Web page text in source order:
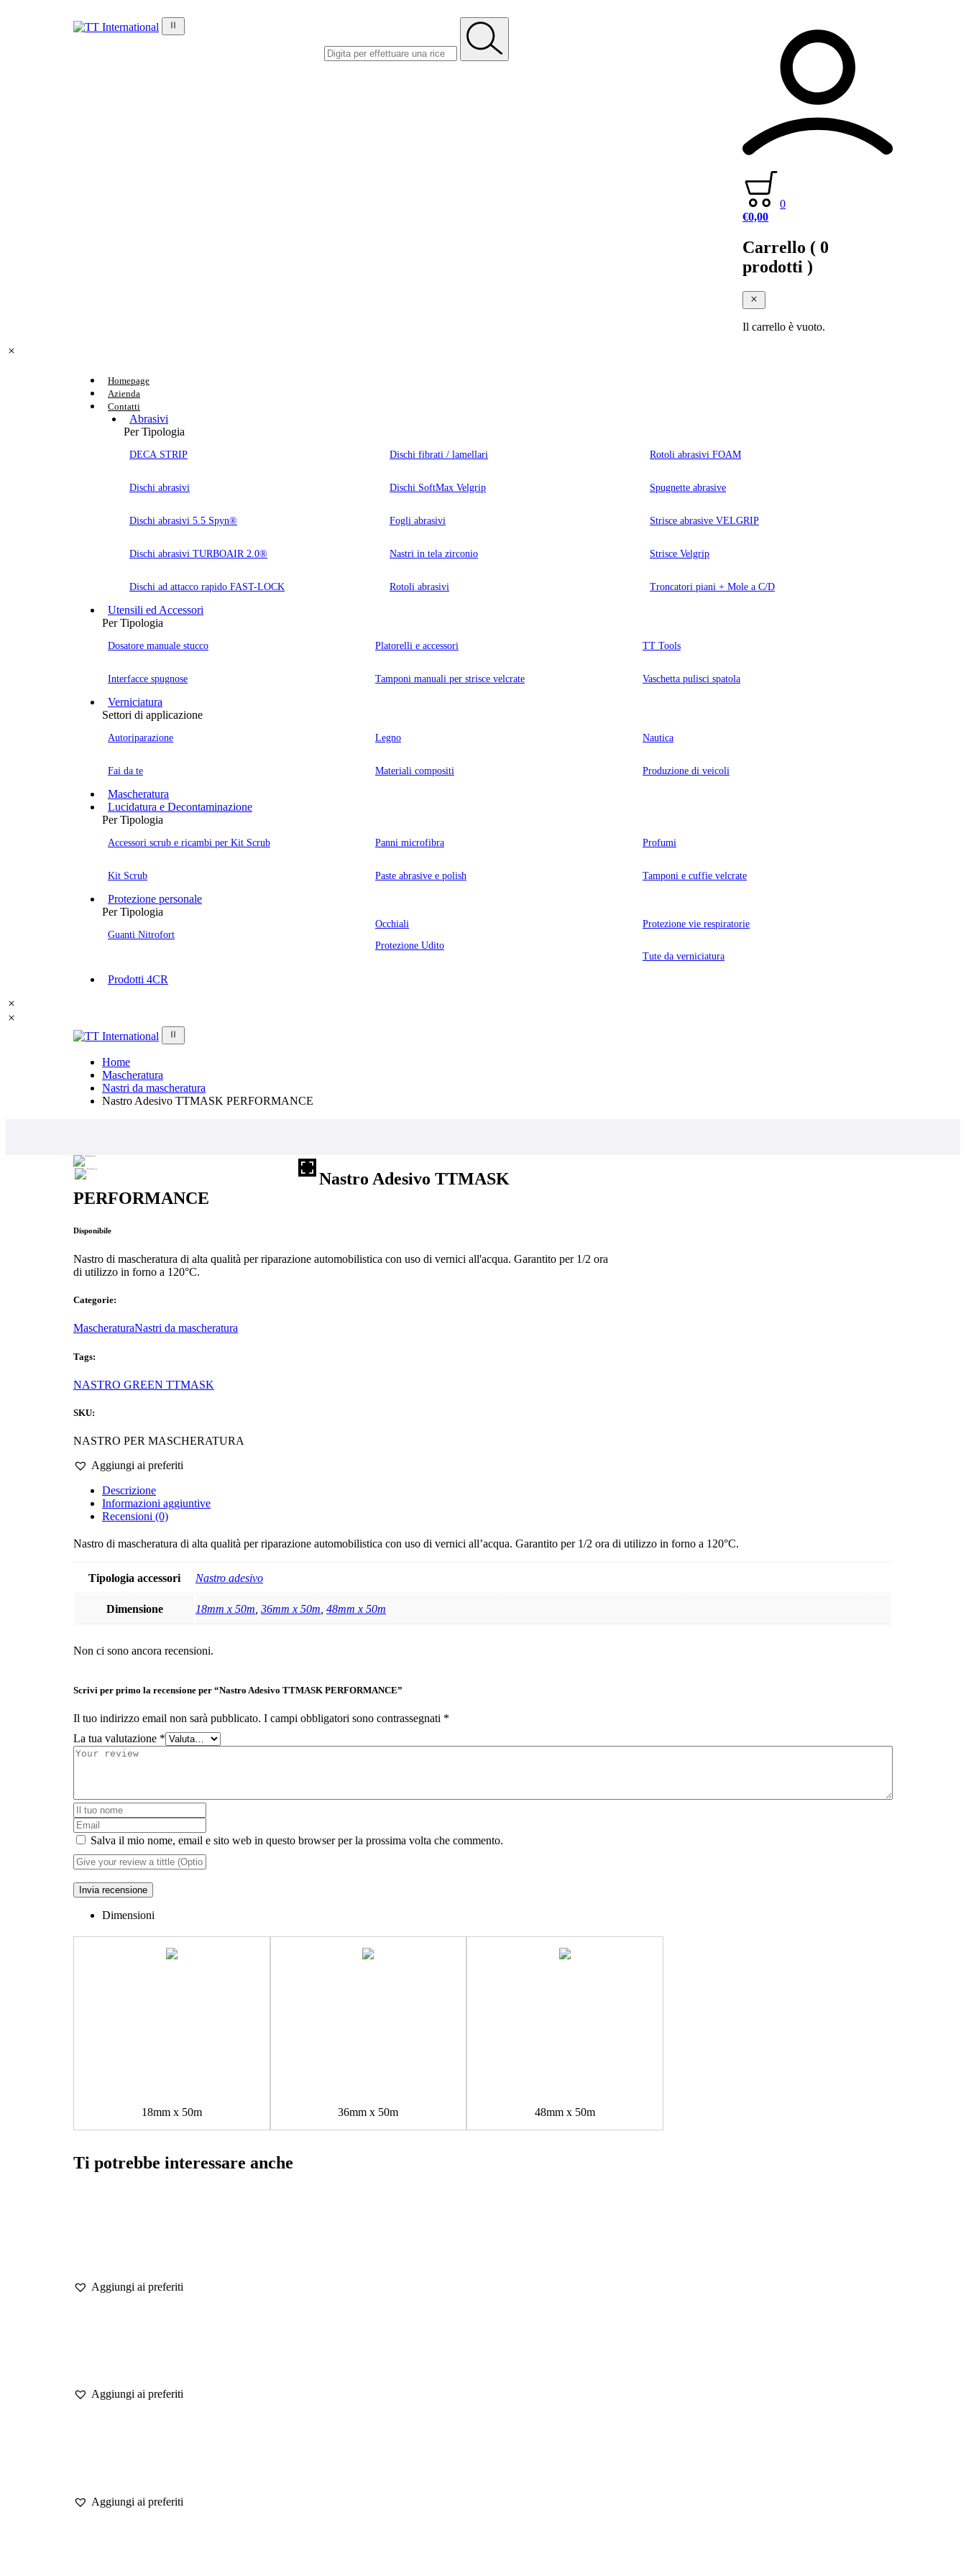
0
€0,00
Carrello ( 0
prodotti )
Il carrello è vuoto.
Homepage
Azienda
Contatti
Abrasivi
Per Tipologia
DECA STRIP
Dischi abrasivi
Dischi abrasivi 5.5 Spyn®
Dischi abrasivi TURBOAIR 2.0®
Dischi ad attacco rapido FAST-LOCK
Dischi fibrati / lamellari
Dischi SoftMax Velgrip
Fogli abrasivi
Nastri in tela zirconio
Rotoli abrasivi
Rotoli abrasivi FOAM
Spugnette abrasive
Strisce abrasive VELGRIP
Strisce Velgrip
Troncatori piani + Mole a C/D
Utensili ed Accessori
Per Tipologia
Dosatore manuale stucco
Interfacce spugnose
Platorelli e accessori
Tamponi manuali per strisce velcrate
TT Tools
Vaschetta pulisci spatola
Verniciatura
Settori di applicazione
Autoriparazione
Fai da te
Legno
Materiali compositi
Nautica
Produzione di veicoli
Mascheratura
Lucidatura e Decontaminazione
Per Tipologia
Accessori scrub e ricambi per Kit Scrub
Kit Scrub
Panni microfibra
Paste abrasive e polish
Profumi
Tamponi e cuffie velcrate
Protezione personale
Per Tipologia
Guanti Nitrofort
Occhiali
Protezione Udito
Protezione vie respiratorie
Tute da verniciatura
Prodotti 4CR
Home
Mascheratura
Nastri da mascheratura
Nastro Adesivo TTMASK PERFORMANCE
Nastro Adesivo TTMASK
PERFORMANCE
Disponibile
Nastro di mascheratura di alta qualità per riparazione automobilistica con uso di vernici all'acqua. Garantito per 1/2 ora
di utilizzo in forno a 120°C.
Categorie:
MascheraturaNastri da mascheratura
Tags:
NASTRO GREEN TTMASK
SKU:
NASTRO PER MASCHERATURA
Aggiungi ai preferiti
Descrizione
Informazioni aggiuntive
Recensioni (0)
Nastro di mascheratura di alta qualità per riparazione automobilistica con uso di vernici all’acqua. Garantito per 1/2 ora di utilizzo in forno a 120°C.
Tipologia accessori Nastro adesivo
Dimensione 18mm x 50m 36mm x 50m 48mm x 50m
Non ci sono ancora recensioni.
Scrivi per primo la recensione per “Nastro Adesivo TTMASK PERFORMANCE”
Il tuo indirizzo email non sarà pubblicato. I campi obbligatori sono contrassegnati *
La tua valutazione *
Salva il mio nome, email e sito web in questo browser per la prossima volta che commento.
Invia recensione
Dimensioni
18mm x 50m 36mm x 50m 48mm x 50m
Ti potrebbe interessare anche